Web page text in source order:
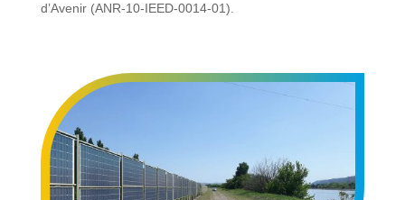
d’Avenir (ANR-10-IEED-0014-01).